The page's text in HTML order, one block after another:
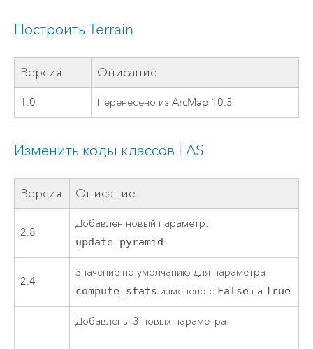
Построить Terrain
Версия Описание
1.0 Перенесено из ArcMap 10.3
Изменить коды классов LAS
Версия Описание
2.8
Добавлен новый параметр:
update_pyramid
2.4
Значение по умолчанию для параметра
compute_stats изменено с False наTrue
Добавлены 3 новых параметра: